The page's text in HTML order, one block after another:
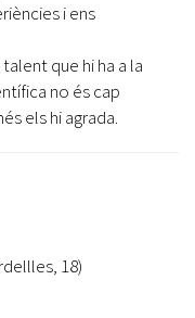
i ens
que hi ha a la
no és cap
els hi agrada.
18)